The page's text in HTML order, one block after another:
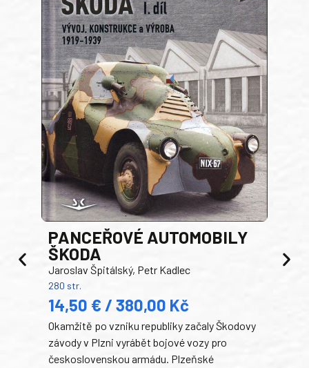
PANCEŘOVÉ AUTOMOBILY
ŠKODA
Jaroslav Špitálský, Petr Kadlec
280 str.
14,50 € / 380,00 Kč
Okamžitě po vzniku republiky začaly Škodovy
závody v Plzni vyrábět bojové vozy pro
československou armádu. Plzeňské